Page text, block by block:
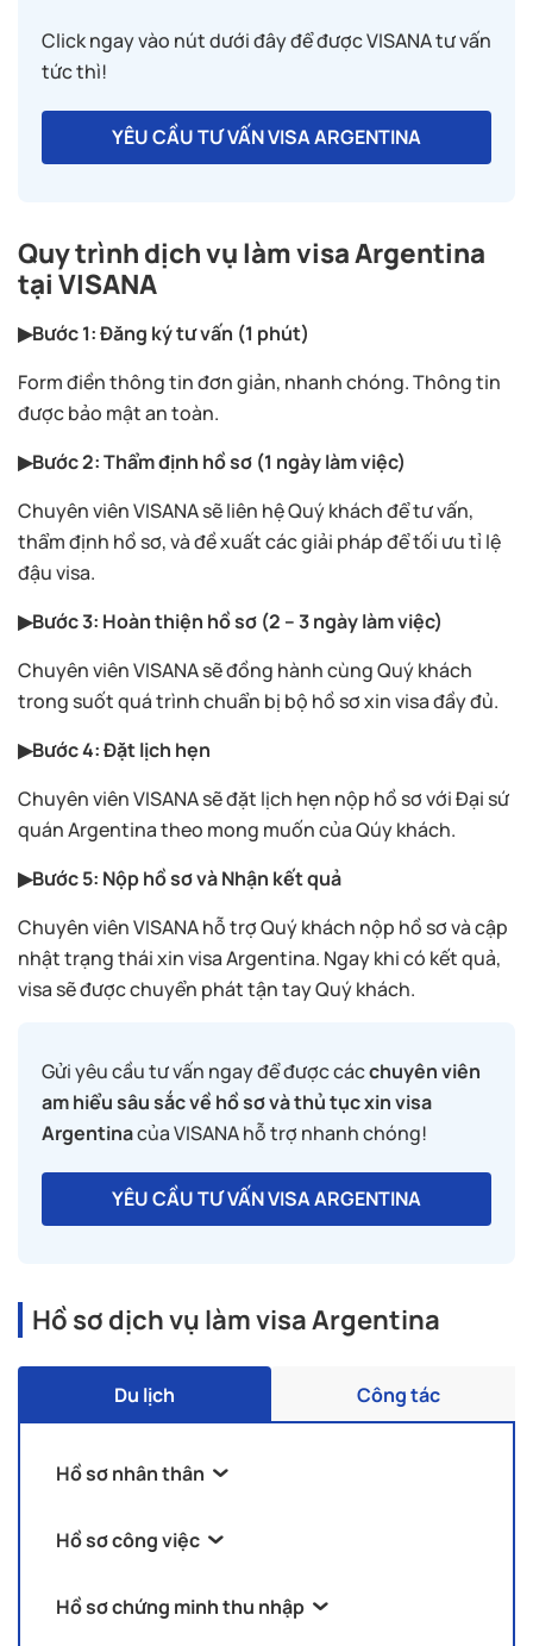
Click ngay vào nút dưới đây để được VISANA tư vấn
tức thì!
YÊU CẦU TƯ VẤN VISA ARGENTINA
Quy trình dịch vụ làm visa Argentina
tại VISANA
▶Bước 1: Đăng ký tư vấn (1 phút)
Form điền thông tin đơn giản, nhanh chóng. Thông tin
được bảo mật an toàn.
▶Bước 2: Thẩm định hồ sơ (1 ngày làm việc)
Chuyên viên VISANA sẽ liên hệ Quý khách để tư vấn,
thẩm định hồ sơ, và đề xuất các giải pháp để tối ưu tỉ lệ
đậu visa.
▶Bước 3: Hoàn thiện hồ sơ (2 – 3 ngày làm việc)
Chuyên viên VISANA sẽ đồng hành cùng Quý khách
trong suốt quá trình chuẩn bị bộ hồ sơ xin visa đầy đủ.
▶Bước 4: Đặt lịch hẹn
Chuyên viên VISANA sẽ đặt lịch hẹn nộp hồ sơ với Đại sứ
quán Argentina theo mong muốn của Qúy khách.
▶Bước 5: Nộp hồ sơ và Nhận kết quả
Chuyên viên VISANA hỗ trợ Quý khách nộp hồ sơ và cập
nhật trạng thái xin visa Argentina. Ngay khi có kết quả,
visa sẽ được chuyển phát tận tay Quý khách.
Gửi yêu cầu tư vấn ngay để được cácchuyên viên
am hiểu sâu sắc về hồ sơ và thủ tục xin visa
Argentinacủa VISANA hỗ trợ nhanh chóng!
YÊU CẦU TƯ VẤN VISA ARGENTINA
Hồ sơ dịch vụ làm visa Argentina
Du lịch Công tác
Hồ sơ nhân thân
ngày dự kiến nhập cảnh Argentina và còn 2
Hộ chiếu cũ
Hồ sơ công việc
Hồ sơ chứng minh thu nhập